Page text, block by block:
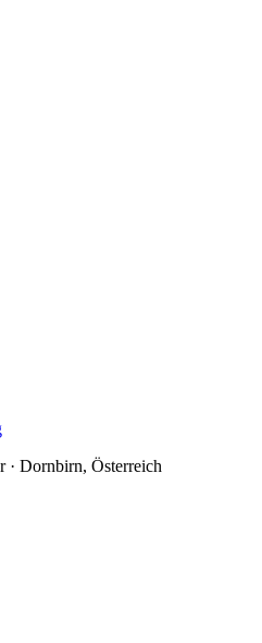
· Dornbirn, Österreich